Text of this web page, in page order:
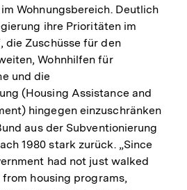
Wohnungsbereich. Deutlich
ihre Prioritäten im
die Zuschüsse für den
Wohnhilfen für
und die
(Housing Assistance and
hingegen einzuschränken
aus der Subventionierung
1980 stark zurück. „Since
had not just walked
housing programs,